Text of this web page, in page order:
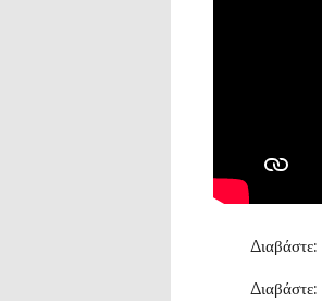
Διαβάστε:
Διαβάστε: